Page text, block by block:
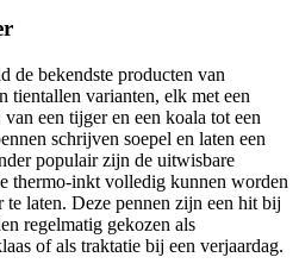
de bekendste producten van
varianten, elk met een
een tijger en een koala tot een
schrijven soepel en laten een
populair zijn de uitwisbare
thermo-inkt volledig kunnen worden
laten. Deze pennen zijn een hit bij
regelmatig gekozen als
of als traktatie bij een verjaardag.